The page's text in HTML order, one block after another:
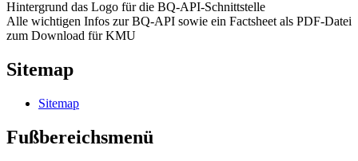
Alle wichtigen Infos zur BQ-API sowie ein Factsheet als PDF-Datei
zum Download für KMU
Sitemap
Sitemap
Fußbereichsmenü